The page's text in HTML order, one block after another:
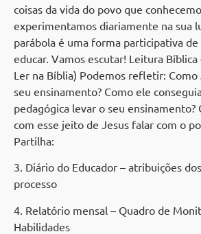
coisas da vida do povo que
experimentamos diariamente na sua
parábola é uma forma participativa de
educar. Vamos escutar! Leitura Bíblica
Ler na Bíblia) Podemos refletir: Como
seu ensinamento? Como ele
pedagógica levar o seu ensinamento?
com esse jeito de Jesus falar com o
Partilha:
3. Diário do Educador – atribuições
processo
4. Relatório mensal – Quadro de
Habilidades